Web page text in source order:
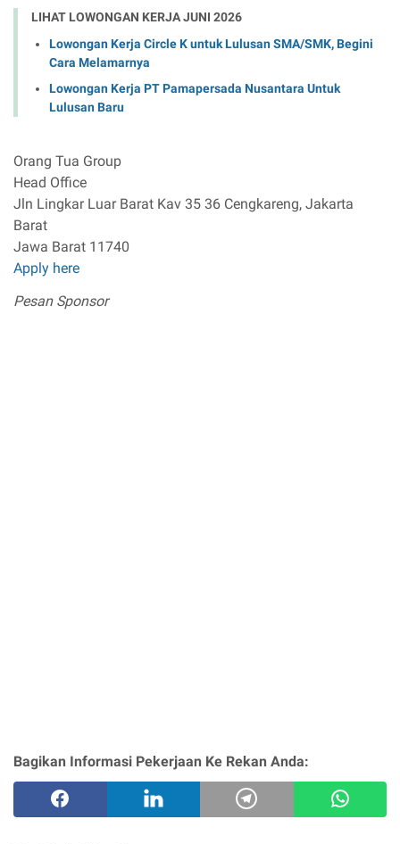
LIHAT LOWONGAN KERJA JUNI 2026
Lowongan Kerja Circle K untuk Lulusan SMA/SMK, Begini
Cara Melamarnya
Lowongan Kerja PT Pamapersada Nusantara Untuk
Lulusan Baru
Orang Tua Group
Head Office
Jln Lingkar Luar Barat Kav 35 36 Cengkareng, Jakarta
Barat
Jawa Barat 11740
Apply here
Pesan Sponsor
Bagikan Informasi Pekerjaan Ke Rekan Anda: